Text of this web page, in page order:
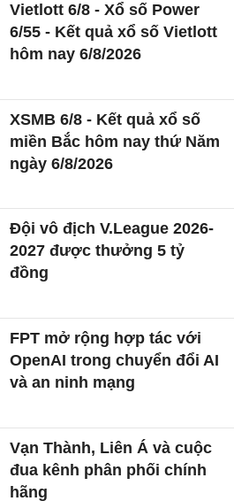
Vietlott 6/8 - Xổ số Power
6/55 - Kết quả xổ số Vietlott
hôm nay 6/8/2026
XSMB 6/8 - Kết quả xổ số
miền Bắc hôm nay thứ Năm
ngày 6/8/2026
Đội vô địch V.League 2026-
2027 được thưởng 5 tỷ
đồng
FPT mở rộng hợp tác với
OpenAI trong chuyển đổi AI
và an ninh mạng
Vạn Thành, Liên Á và cuộc
đua kênh phân phối chính
hãng